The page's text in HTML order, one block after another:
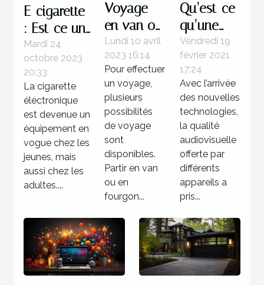
E-cigarette
: Est-ce un
équipement
offrant de
meilleurs
moments
de
vapotage ?
Mardi 24
octobre 2023
20:33
La cigarette
électronique
est devenue un
équipement en
vogue chez les
jeunes, mais
aussi chez les
adultes....
Voyage
en van ou
fourgon
aménagé :
pourquoi
opter pour
cette
solution ?
Lundi 10 avril
2023 16:14
Pour effectuer
un voyage,
plusieurs
possibilités
de voyage
sont
disponibles.
Partir en van
ou en
fourgon...
Qu’est-ce
qu’une
barre de
son 4K ?
Vendredi 19
février 2021
17:24
Avec l’arrivée
des nouvelles
technologies,
la qualité
audiovisuelle
offerte par
différents
appareils a
pris...